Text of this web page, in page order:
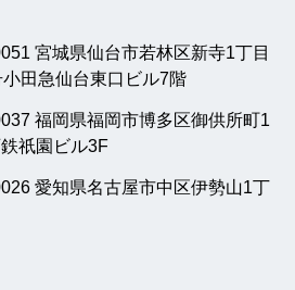
宮城県仙台市若林区新寺1丁目
田急仙台東口ビル7階
福岡県福岡市博多区御供所町1
祇園ビル3F
愛知県名古屋市中区伊勢山1丁